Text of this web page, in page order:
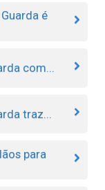
é
com...
traz...
para